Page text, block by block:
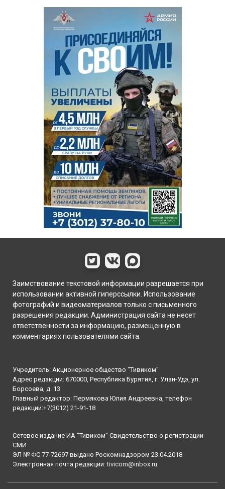
Заимствование текстовой информации разрешается при
использовании активной гиперссылки. Использование
фотографий и видеоматериалов только с письменного
разрешения редакции. Администрация сайта не несет
ответственности за информацию, размещенную в
комментариях пользователями сайта.
Учредитель: Акционерное общество "Тивиком"
Адрес редакции: 670000, Республика Бурятия, г. Улан-Удэ, ул.
Борсоева, д. 13
Главный редактор: Пермякова Юлия Андреевна, телефон
редакции:+7(3012) 21-91-18
Сетевое издание ИА "Тивиком" Свидетельство о регистрации
СМИ
ЭЛ № ФС 77-72697 выдано Роскомнадзором 23.04.2018
Электронная почта редакции:tivicom@inbox.ru